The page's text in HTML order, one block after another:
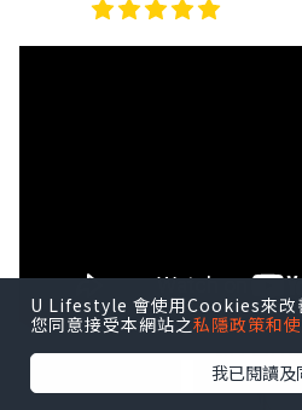
點擊圖片
U Lifestyle 會使用Cookies來改
您同意接受本網站之私隱政策和
我已閱讀及